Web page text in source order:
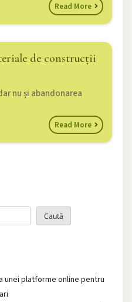
Read More
de construcții
nu și abandonarea
Read More
Caută
unei platforme online pentru